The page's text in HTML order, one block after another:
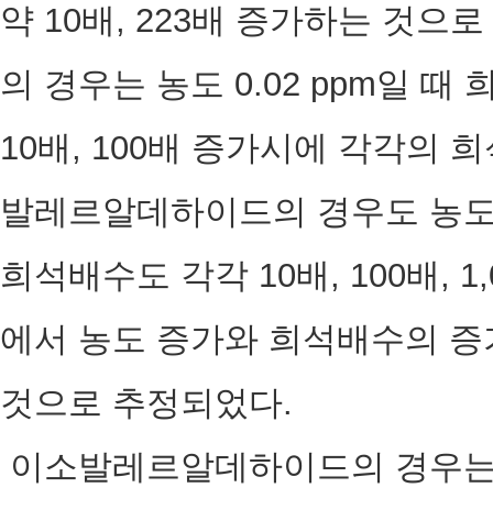
약 10배, 223배 증가하는 것으
의 경우는 농도 0.02 ppm일 때
10배, 100배 증가시에 각각의
발레르알데하이드의 경우도 농
희석배수도 각각 10배, 100배,
에서 농도 증가와 희석배수의
것으로 추정되었다.
이소발레르알데하이드의 경우